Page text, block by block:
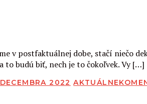
v postfaktuálnej dobe, stačí niečo
to budú biť, nech je to čokoľvek. Vy […]
2022 AKTUÁLNE